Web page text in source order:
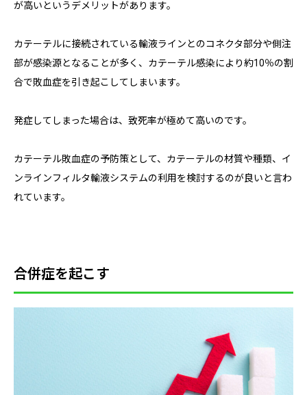
が高いというデメリットがあります。
カテーテルに接続されている輸液ラインとのコネクタ部分や側注
部が感染源となることが多く、カテーテル感染により約10％の割
合で敗血症を引き起こしてしまいます。
発症してしまった場合は、致死率が極めて高いのです。
カテーテル敗血症の予防策として、カテーテルの材質や種類、イ
ンラインフィルタ輸液システムの利用を検討するのが良いと言わ
れています。
合併症を起こす